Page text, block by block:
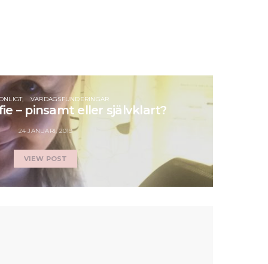
VARDAGSFUNDERINGAR
– pinsamt eller självklart?
24 JANUARI, 2019
VIEW POST